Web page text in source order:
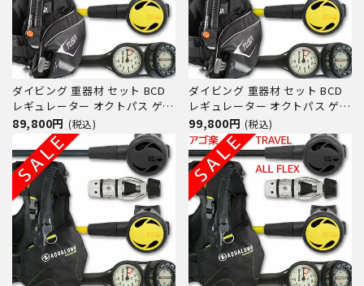
ダイビング 重器材 セット BCD
レギュレーター オクトパス ゲー
ジ 重器材セット 4点 【0103-
Hreg2Flx-Hoct2-Hmfx2】
TUSA スキューバダイビング 重
器材セット OH オーバーホール
クーポン プレゼント アゴ楽 あ
ごら
89,800円 (税込)
ダイビング 重器材 セット BCD
レギュレーター オクトパス ゲー
ジ 重器材セット 4点 【0103Flx-
Hreg2Flx-Hoct2Flx-Hmfx2】
TUSA スキューバダイビング 重
器材セット OH オーバーホール
クーポン プレゼント アゴ楽
99,800円 (税込)